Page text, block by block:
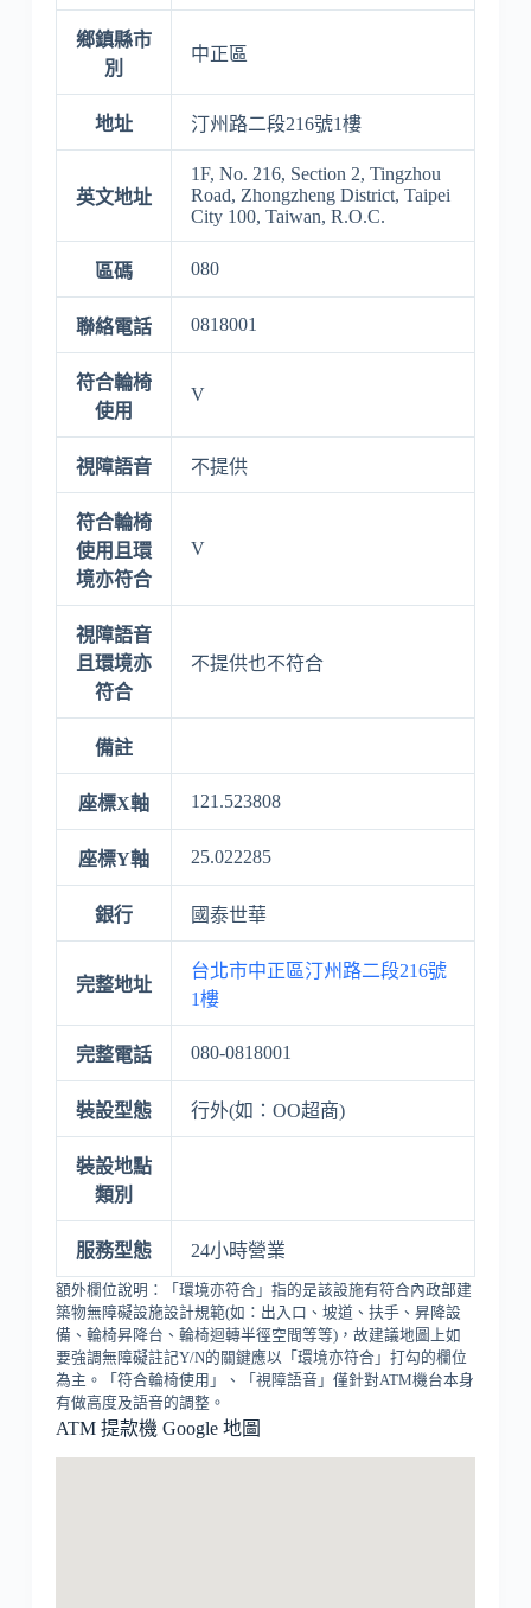
鄉鎮縣市
別
中正區
地址 汀州路二段216號1樓
英文地址
1F, No. 216, Section 2, Tingzhou
Road, Zhongzheng District, Taipei
City 100, Taiwan, R.O.C.
區碼 080
聯絡電話 0818001
符合輪椅
使用
V
視障語音 不提供
符合輪椅
使用且環
境亦符合
V
視障語音
且環境亦
符合
不提供也不符合
備註
座標X軸 121.523808
座標Y軸 25.022285
銀行 國泰世華
完整地址
台北市中正區汀州路二段216號
1樓
完整電話 080-0818001
裝設型態 行外(如：OO超商)
裝設地點
類別
服務型態 24小時營業
額外欄位說明：「環境亦符合」指的是該設施有符合內政部建
築物無障礙設施設計規範(如：出入口、坡道、扶手、昇降設
備、輪椅昇降台、輪椅迴轉半徑空間等等)，故建議地圖上如
要強調無障礙註記Y/N的關鍵應以「環境亦符合」打勾的欄位
為主。「符合輪椅使用」、「視障語音」僅針對ATM機台本身
有做高度及語音的調整。
ATM 提款機 Google 地圖